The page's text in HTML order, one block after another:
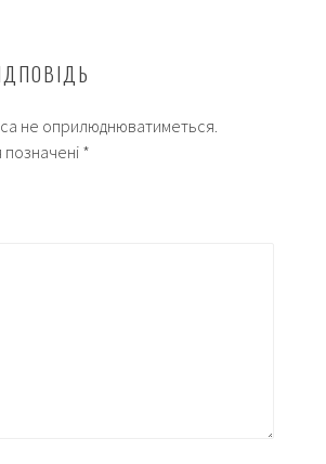
не оприлюднюватиметься.
позначені *